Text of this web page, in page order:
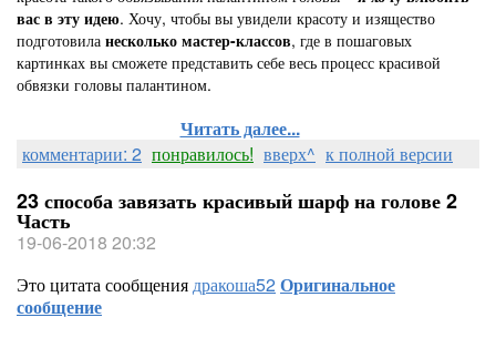
вас в эту идею. Хочу, чтобы вы увидели красоту и изящество
подготовила несколько мастер-классов, где в пошаговых
картинках вы сможете представить себе весь процесс красивой
обвязки головы палантином.
Читать далее...
комментарии: 2 понравилось! вверх^ к полной версии
23 способа завязать красивый шарф на голове 2
Часть
19-06-2018 20:32
Это цитата сообщениядракоша52Оригинальное
сообщение